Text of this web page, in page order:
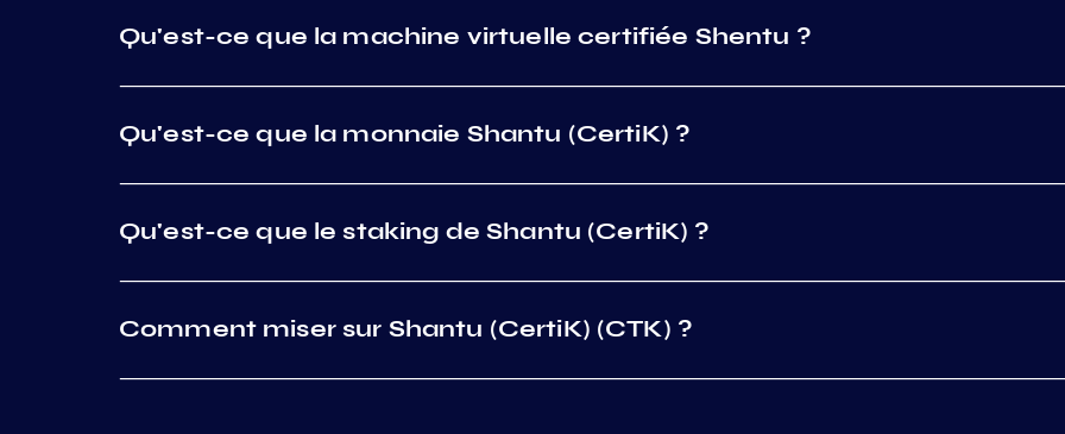
Qu'est-ce que la machine virtuelle certifiée Shentu ?
Qu'est-ce que la monnaie Shantu (CertiK) ?
Qu'est-ce que le staking de Shantu (CertiK) ?
Comment miser sur Shantu (CertiK) (CTK) ?